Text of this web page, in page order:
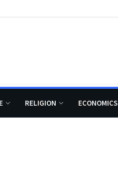
RELIGION ECONOMICS